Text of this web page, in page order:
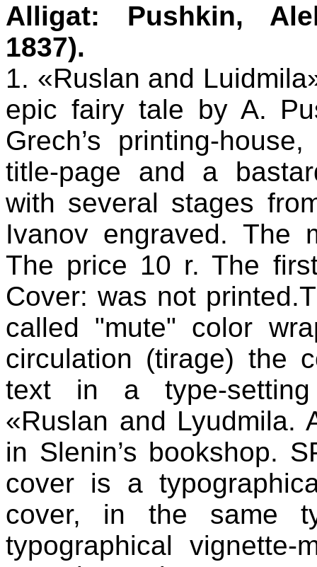
Alligat: Pushkin,
1837).
1. «Ruslan and
epic fairy tale by A.
Grech’s printing-
title-page and a
with several stages
Ivanov engraved. The
The price 10 r. The
Cover: was not
called "mute" color
circulation (tirage) the
text in a type-setting
«Ruslan and Lyudmila.
in Slenin’s bookshop.
cover is a
cover, in the same
typographical